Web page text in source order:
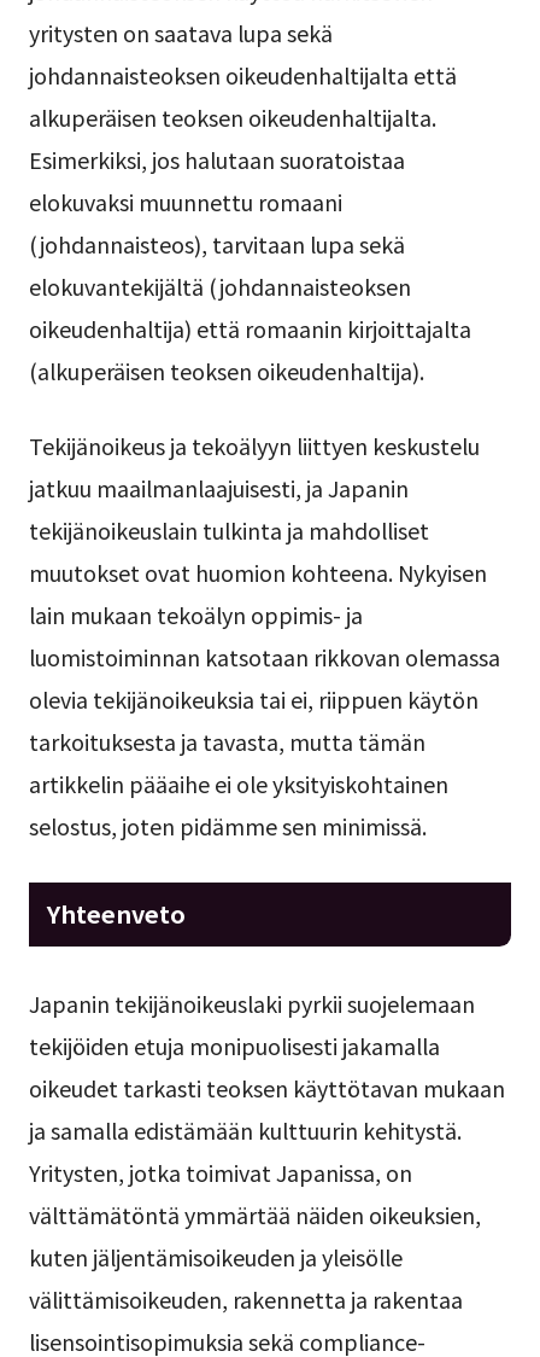
yritysten on saatava lupa sekä
johdannaisteoksen oikeudenhaltijalta että
alkuperäisen teoksen oikeudenhaltijalta.
Esimerkiksi, jos halutaan suoratoistaa
elokuvaksi muunnettu romaani
(johdannaisteos), tarvitaan lupa sekä
elokuvantekijältä (johdannaisteoksen
oikeudenhaltija) että romaanin kirjoittajalta
(alkuperäisen teoksen oikeudenhaltija).
Tekijänoikeus ja tekoälyyn liittyen keskustelu
jatkuu maailmanlaajuisesti, ja Japanin
tekijänoikeuslain tulkinta ja mahdolliset
muutokset ovat huomion kohteena. Nykyisen
lain mukaan tekoälyn oppimis- ja
luomistoiminnan katsotaan rikkovan olemassa
olevia tekijänoikeuksia tai ei, riippuen käytön
tarkoituksesta ja tavasta, mutta tämän
artikkelin pääaihe ei ole yksityiskohtainen
selostus, joten pidämme sen minimissä.
Yhteenveto
Japanin tekijänoikeuslaki pyrkii suojelemaan
tekijöiden etuja monipuolisesti jakamalla
oikeudet tarkasti teoksen käyttötavan mukaan
ja samalla edistämään kulttuurin kehitystä.
Yritysten, jotka toimivat Japanissa, on
välttämätöntä ymmärtää näiden oikeuksien,
kuten jäljentämisoikeuden ja yleisölle
välittämisoikeuden, rakennetta ja rakentaa
lisensointisopimuksia sekä compliance-